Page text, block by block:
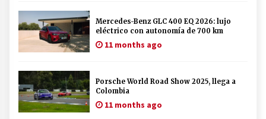
Mercedes-Benz GLC 400 EQ 2026: lujo
eléctrico con autonomía de 700 km
11 months ago
Porsche World Road Show 2025, llega a
Colombia
11 months ago